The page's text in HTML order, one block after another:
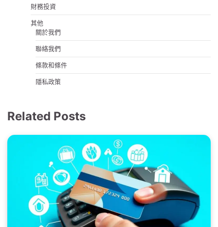
財務投資
其他
關於我們
聯絡我們
條款和條件
隱私政策
Related Posts